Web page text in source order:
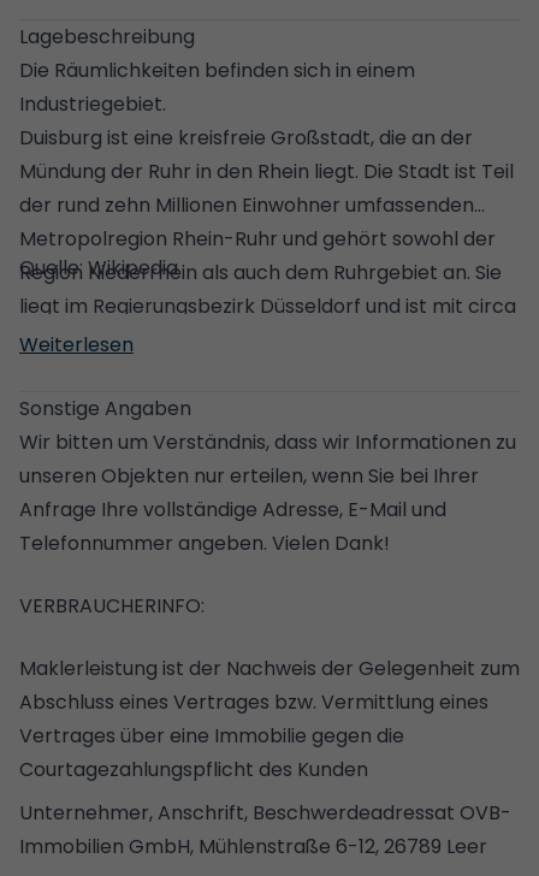
Lagebeschreibung
Die Räumlichkeiten befinden sich in einem
Industriegebiet.
Duisburg ist eine kreisfreie Großstadt, die an der
Mündung der Ruhr in den Rhein liegt. Die Stadt ist Teil
der rund zehn Millionen Einwohner umfassenden
Metropolregion Rhein-Ruhr und gehört sowohl der
Region Niederrhein als auch dem Ruhrgebiet an. Sie
liegt im Regierungsbezirk Düsseldorf und ist mit circa
einer halben Million Einwohnern nach Köln,
Stadt des Landes Nordrhein-Westfalen.
Quelle: Wikipedia
Weiterlesen
Sonstige Angaben
Wir bitten um Verständnis, dass wir Informationen zu
unseren Objekten nur erteilen, wenn Sie bei Ihrer
Anfrage Ihre vollständige Adresse, E-Mail und
Telefonnummer angeben. Vielen Dank!
VERBRAUCHERINFO:
Maklerleistung ist der Nachweis der Gelegenheit zum
Abschluss eines Vertrages bzw. Vermittlung eines
Vertrages über eine Immobilie gegen die
Courtagezahlungspflicht des Kunden
Unternehmer, Anschrift, Beschwerdeadressat OVB-
Immobilien GmbH, Mühlenstraße 6-12, 26789 Leer